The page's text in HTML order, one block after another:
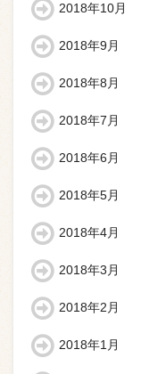
2018年10月
2018年9月
2018年8月
2018年7月
2018年6月
2018年5月
2018年4月
2018年3月
2018年2月
2018年1月